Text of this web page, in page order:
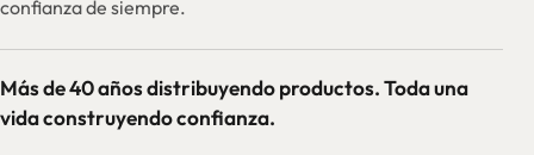
confianza de siempre.
Más de 40 años distribuyendo productos. Toda una
vida construyendo confianza.